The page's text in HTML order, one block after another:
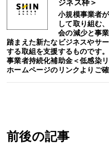
ジネス枠＞
小規模事業者
して取り組む
会の減少と事
踏まえた新たなビジネスやサ
する取組を支援するものです
事業者持続化補助金＜低感染
ホームページのリンクよりご
前後の記事